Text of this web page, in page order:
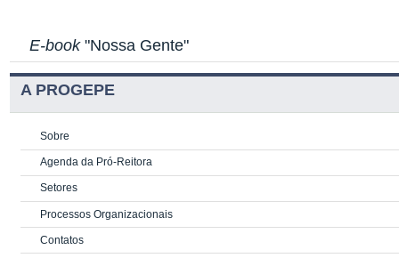
E-book"Nossa Gente"
A PROGEPE
Sobre
Agenda da Pró-Reitora
Setores
Processos Organizacionais
Contatos